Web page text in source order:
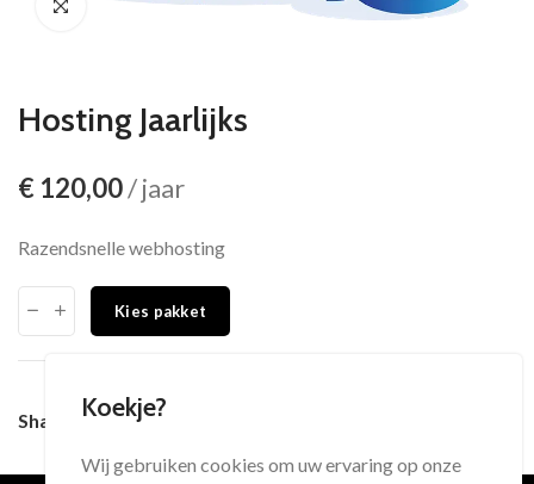
Hosting Jaarlijks
€ 120,00/ jaar
Razendsnelle webhosting
Kies pakket
Share: Koekje?
Wij gebruiken cookies om uw ervaring op onze